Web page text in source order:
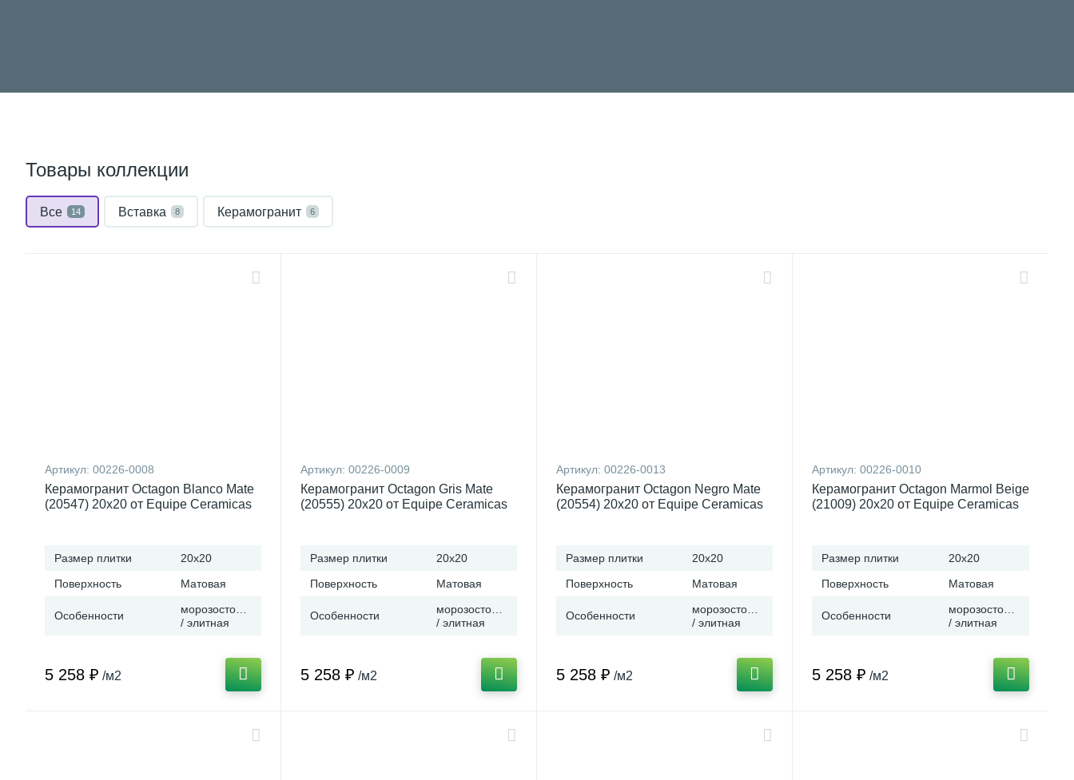
Товары коллекции
Все 14 Вставка 8 Керамогранит 6
Артикул: 00226-0008
Керамогранит Octagon Blanco Mate
(20547) 20x20 от Equipe Ceramicas
Размер плитки
20x20
Поверхность
Матовая
Особенности
морозостойкая
/ элитная
5 258 ₽ /м2
Артикул: 00226-0009
Керамогранит Octagon Gris Mate
(20555) 20x20 от Equipe Ceramicas
Размер плитки
20x20
Поверхность
Матовая
Особенности
морозостойкая
/ элитная
5 258 ₽ /м2
Артикул: 00226-0013
Керамогранит Octagon Negro Mate
(20554) 20x20 от Equipe Ceramicas
Размер плитки
20x20
Поверхность
Матовая
Особенности
морозостойкая
/ элитная
5 258 ₽ /м2
Артикул: 00226-0010
Керамогранит Octagon Marmol Beige
(21009) 20x20 от Equipe Ceramicas
Размер плитки
20x20
Поверхность
Матовая
Особенности
морозостойкая
/ элитная
5 258 ₽ /м2